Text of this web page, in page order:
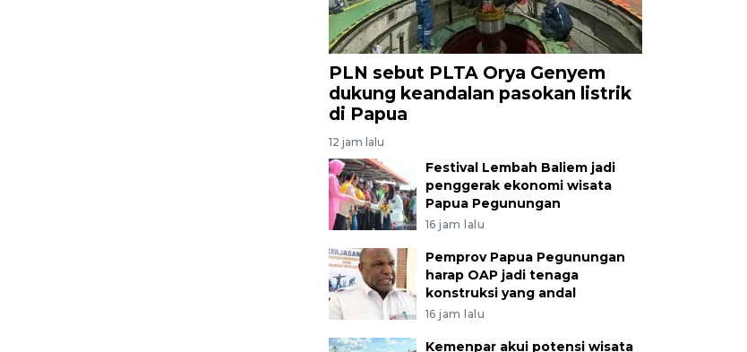
PLN sebut PLTA Orya Genyem
dukung keandalan pasokan listrik
di Papua
12 jam lalu
Festival Lembah Baliem jadi
penggerak ekonomi wisata
Papua Pegunungan
16 jam lalu
Pemprov Papua Pegunungan
harap OAP jadi tenaga
konstruksi yang andal
16 jam lalu
Kemenpar akui potensi wisata